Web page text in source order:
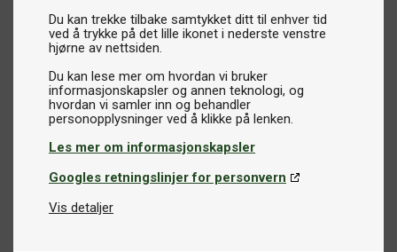
Du kan trekke tilbake samtykket ditt til enhver tid
ved å trykke på det lille ikonet i nederste venstre
hjørne av nettsiden.
Du kan lese mer om hvordan vi bruker
informasjonskapsler og annen teknologi, og
hvordan vi samler inn og behandler
Les mer om informasjonskapsler
Googles retningslinjer for personvern
Vis detaljer